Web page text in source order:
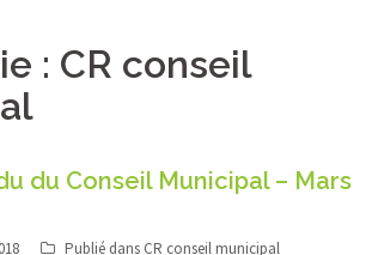
: CR conseil
du Conseil Municipal – Mars
Publié dans CR conseil municipal